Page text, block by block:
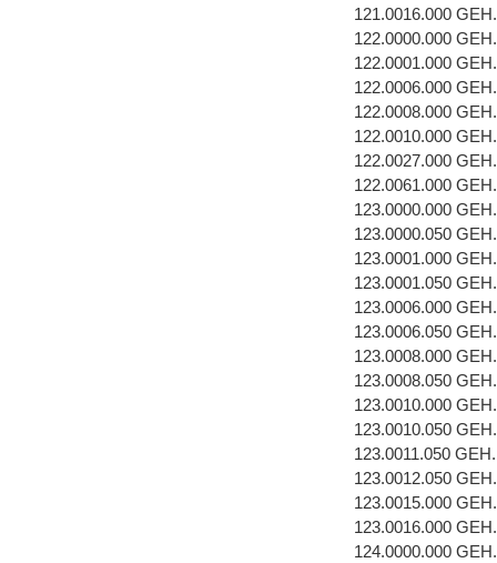
121.0016.000
122.0000.000
122.0001.000
122.0006.000
122.0008.000
122.0010.000
122.0027.000
122.0061.000
123.0000.000
123.0000.050
123.0001.000
123.0001.050
123.0006.000
123.0006.050
123.0008.000
123.0008.050
123.0010.000
123.0010.050
123.0011.050
123.0012.050
123.0015.000
123.0016.000
124.0000.000